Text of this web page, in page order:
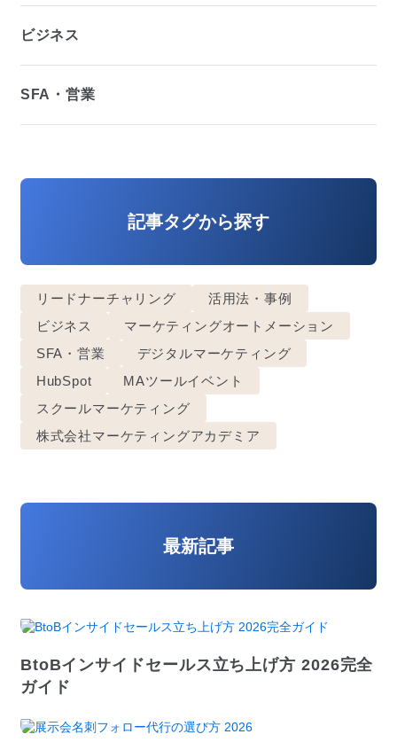
ビジネス
SFA・営業
記事タグから探す
リードナーチャリング
活用法・事例
ビジネス
マーケティングオートメーション
SFA・営業
デジタルマーケティング
HubSpot
MAツールイベント
スクールマーケティング
株式会社マーケティングアカデミア
最新記事
BtoBインサイドセールス立ち上げ方 2026完全
ガイド